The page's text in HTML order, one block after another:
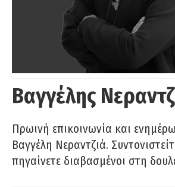
Βαγγέλης
Πρωινή επικοινωνία και
Βαγγέλη Νεραντζιά.
πηγαίνετε διαβασμένοι στη